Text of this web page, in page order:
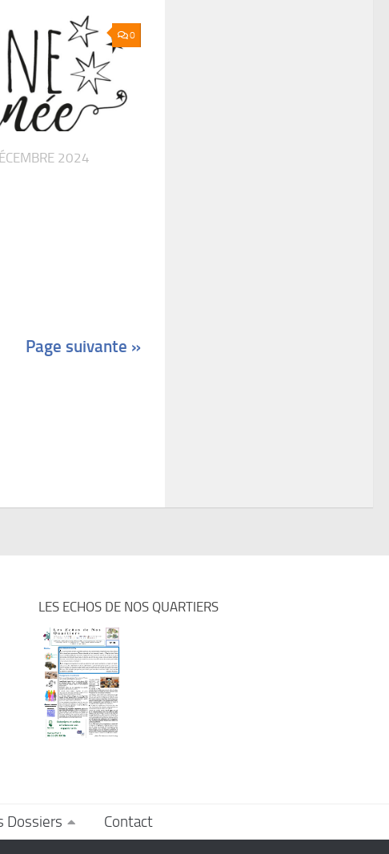
0
2024
Page suivante »
LES ECHOS DE NOS QUARTIERS
Dossiers Contact